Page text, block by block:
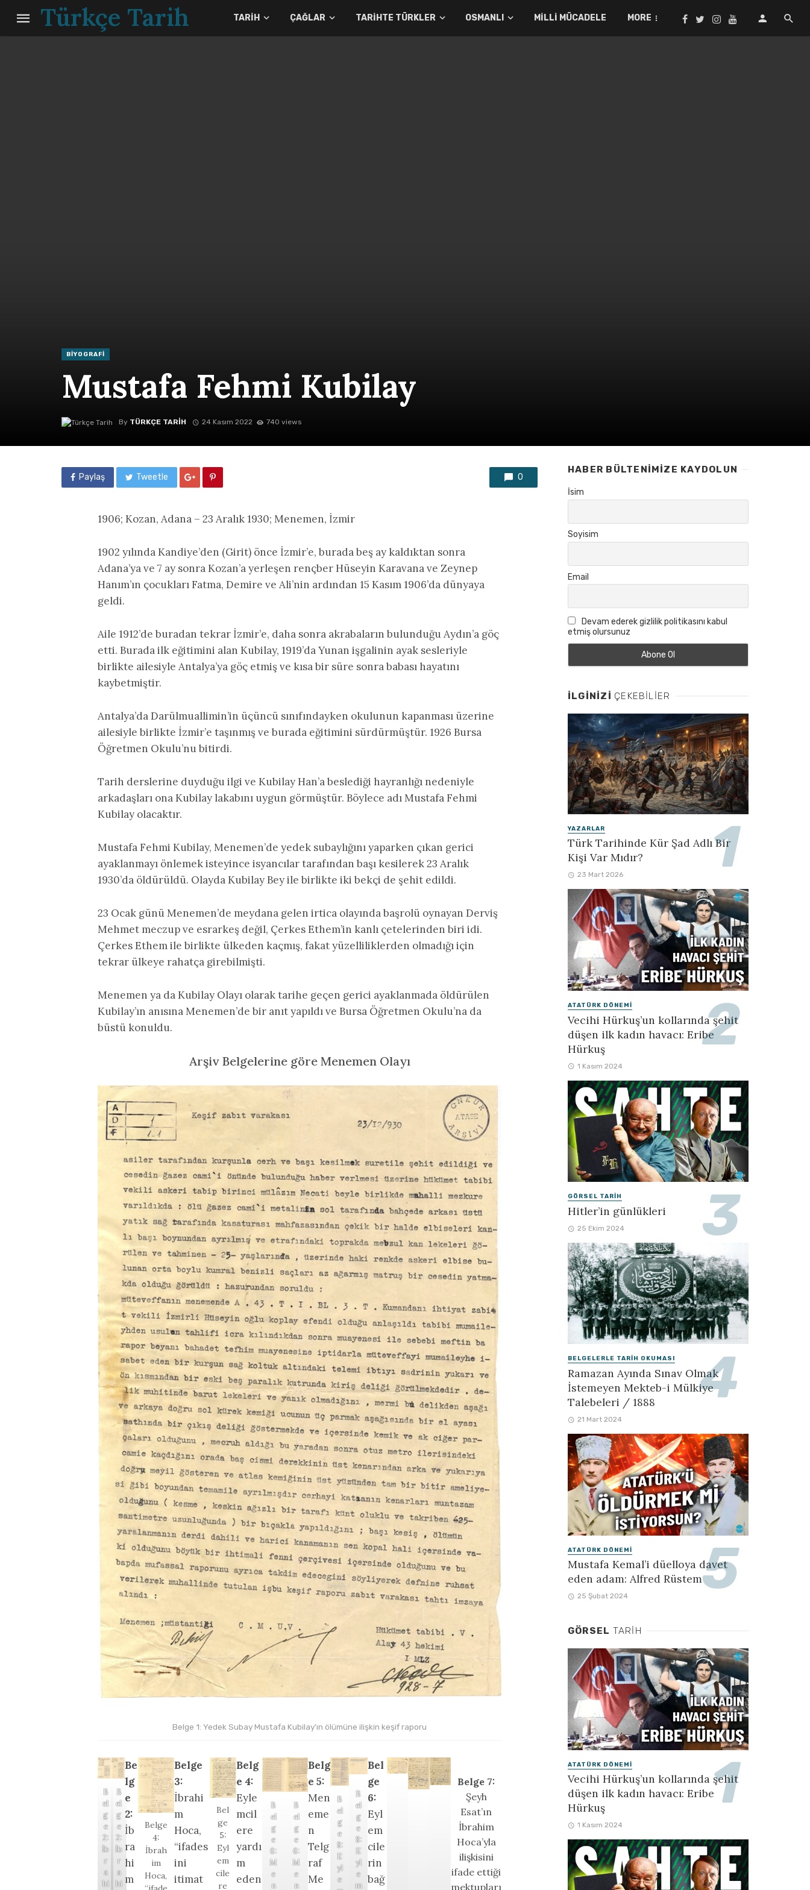
Türkçe Tarih TARIH ÇAĞLAR TARIHTE TÜRKLER OSMANLI MILLI MÜCADELE MORE
BIYOGRAFI
Mustafa Fehmi Kubilay
By TÜRKÇE TARIH 24 Kasım 2022 740 views
Paylaş Tweetle 0
1906; Kozan, Adana – 23 Aralık 1930; Menemen, İzmir
1902 yılında Kandiye’den (Girit) önce İzmir’e, burada beş ay kaldıktan sonra
Adana’ya ve 7 ay sonra Kozan’a yerleşen rençber Hüseyin Karavana ve Zeynep
Hanım’ın çocukları Fatma, Demire ve Ali’nin ardından 15 Kasım 1906’da dünyaya
geldi.
Aile 1912’de buradan tekrar İzmir’e, daha sonra akrabaların bulunduğu Aydın’a göç
etti. Burada ilk eğitimini alan Kubilay, 1919’da Yunan işgalinin ayak sesleriyle
birlikte ailesiyle Antalya’ya göç etmiş ve kısa bir süre sonra babası hayatını
kaybetmiştir.
Antalya’da Darülmuallimin’in üçüncü sınıfındayken okulunun kapanması üzerine
ailesiyle birlikte İzmir’e taşınmış ve burada eğitimini sürdürmüştür. 1926 Bursa
Öğretmen Okulu’nu bitirdi.
Tarih derslerine duyduğu ilgi ve Kubilay Han’a beslediği hayranlığı nedeniyle
arkadaşları ona Kubilay lakabını uygun görmüştür. Böylece adı Mustafa Fehmi
Kubilay olacaktır.
Mustafa Fehmi Kubilay, Menemen’de yedek subaylığını yaparken çıkan gerici
ayaklanmayı önlemek isteyince isyancılar tarafından başı kesilerek 23 Aralık
1930’da öldürüldü. Olayda Kubilay Bey ile birlikte iki bekçi de şehit edildi.
23 Ocak günü Menemen’de meydana gelen irtica olayında başrolü oynayan Derviş
Mehmet meczup ve esrarkeş değil, Çerkes Ethem’in kanlı çetelerinden biri idi.
Çerkes Ethem ile birlikte ülkeden kaçmış, fakat yüzelliliklerden olmadığı için
tekrar ülkeye rahatça girebilmişti.
Menemen ya da Kubilay Olayı olarak tarihe geçen gerici ayaklanmada öldürülen
Kubilay’ın anısına Menemen’de bir anıt yapıldı ve Bursa Öğretmen Okulu’na da
büstü konuldu.
Arşiv Belgelerine göre Menemen Olayı
Belge 1: Yedek Subay Mustafa Kubilay’ın ölümüne ilişkin keşif raporu
B
el
g
e
2:
İb
r
a
hi
B
el
g
e
2:
İb
r
a
hi
Be
lg
e
2:
İb
ra
hi
m
Belge
4:
İbrah
im
Hoca,
Belge
3:
İbrahi
m
Hoca,
“ifades
ini
itimat
Bel
ge
5:
Eyl
em
cile
re
Belg
e 4:
Eyle
mcil
ere
yardı
m
eden
B
el
g
e
6:
M
e
n
B
el
g
e
6:
M
e
n
Belg
e 5:
Men
eme
n
Telg
raf
Me
B
el
g
e
8:
E
yl
e
B
el
g
e
8:
E
yl
e
m
Bel
ge
6:
Eyl
em
cile
rin
bağ
Belge 7:
Şeyh
Esat’ın
İbrahim
Hoca’yla
ilişkisini
ifade ettiği
mektupları
HABER BÜLTENIMIZE KAYDOLUN
İsim
Soyisim
Email
Devam ederek gizlilik politikasını kabul
etmiş olursunuz
İLGINIZI ÇEKEBILIER
YAZARLAR
Türk Tarihinde Kür Şad Adlı Bir
Kişi Var Mıdır?
23 Mart 2026
ATATÜRK DÖNEMI
Vecihi Hürkuş’un kollarında şehit
düşen ilk kadın havacı: Eribe
Hürkuş
1 Kasım 2024
GÖRSEL TARIH
Hitler’in günlükleri
25 Ekim 2024
BELGELERLE TARIH OKUMASI
Ramazan Ayında Sınav Olmak
İstemeyen Mekteb-i Mülkiye
Talebeleri / 1888
21 Mart 2024
ATATÜRK DÖNEMI
Mustafa Kemal’i düelloya davet
eden adam: Alfred Rüstem
25 Şubat 2024
GÖRSEL TARIH
ATATÜRK DÖNEMI
Vecihi Hürkuş’un kollarında şehit
düşen ilk kadın havacı: Eribe
Hürkuş
1 Kasım 2024